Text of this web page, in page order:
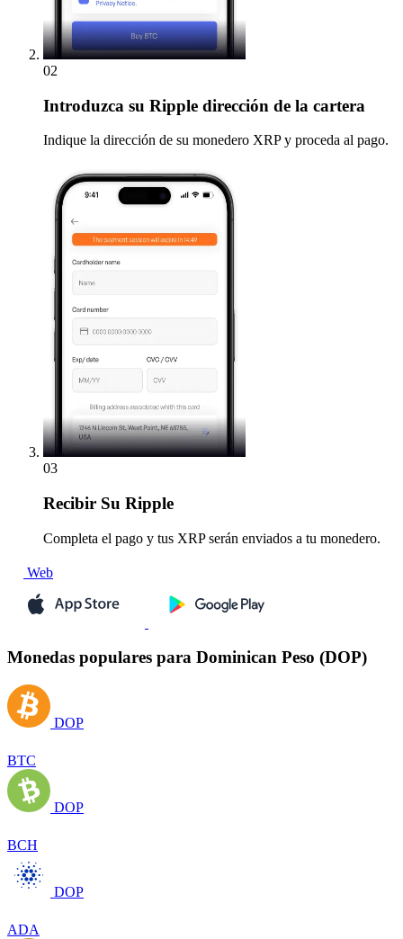
02
Introduzca su Ripple dirección de la cartera
Indique la dirección de su monedero XRP y proceda al pago.
03
Recibir Su Ripple
Completa el pago y tus XRP serán enviados a tu monedero.
Web
Monedas populares para Dominican Peso (DOP)
DOP
BTC
DOP
BCH
DOP
ADA